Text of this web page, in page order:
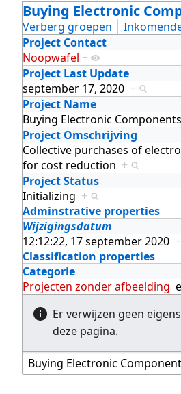
Buying Electronic
Verberg groepen
Project Contact
Noopwafel +
Project Last Update
september 17, 2020 +
Project Name
Buying Electronic Components
Project Omschrijving
Collective purchases of
for cost reduction +
Project Status
Initializing +
Adminstrative properties
Wijzigingsdatum
12:12:22, 17 september 2020 +
Classification properties
Categorie
Projecten zonder afbeelding
Er verwijzen geen
deze pagina.